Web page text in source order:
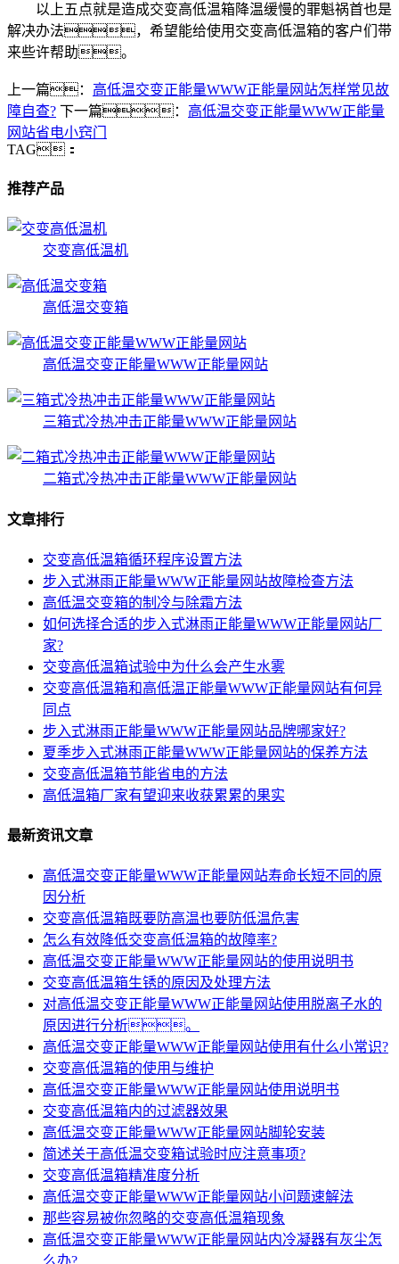
以上五点就是造成交变高低温箱降温缓慢的罪魁祸首也是
解决办法，希望能给使用交变高低温箱的客户们带
来些许帮助。
上一篇： 高低温交变正能量WWW正能量网站怎样常见故
障自查? 下一篇： 高低温交变正能量WWW正能量
网站省电小窍门
TAG：
推荐产品
交变高低温机
高低温交变箱
高低温交变正能量WWW正能量网站
三箱式冷热冲击正能量WWW正能量网站
二箱式冷热冲击正能量WWW正能量网站
文章排行
交变高低温箱循环程序设置方法
步入式淋雨正能量WWW正能量网站故障检查方法
高低温交变箱的制冷与除霜方法
如何选择合适的步入式淋雨正能量WWW正能量网站厂
家?
交变高低温箱试验中为什么会产生水雾
交变高低温箱和高低温正能量WWW正能量网站有何异
同点
步入式淋雨正能量WWW正能量网站品牌哪家好?
夏季步入式淋雨正能量WWW正能量网站的保养方法
交变高低温箱节能省电的方法
高低温箱厂家有望迎来收获累累的果实
最新资讯文章
高低温交变正能量WWW正能量网站寿命长短不同的原
因分析
交变高低温箱既要防高温也要防低温危害
怎么有效降低交变高低温箱的故障率?
高低温交变正能量WWW正能量网站的使用说明书
交变高低温箱生锈的原因及处理方法
对高低温交变正能量WWW正能量网站使用脱离子水的
原因进行分析。
高低温交变正能量WWW正能量网站使用有什么小常识?
交变高低温箱的使用与维护
高低温交变正能量WWW正能量网站使用说明书
交变高低温箱内的过滤器效果
高低温交变正能量WWW正能量网站脚轮安装
简述关于高低温交变箱试验时应注意事项?
交变高低温箱精准度分析
高低温交变正能量WWW正能量网站小问题速解法
那些容易被你忽略的交变高低温箱现象
高低温交变正能量WWW正能量网站内冷凝器有灰尘怎